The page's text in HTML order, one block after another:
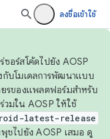
ลงชื่อเข้าใช้
อร์สโค้ดไปยัง AOSP
บโมเดลการพัฒนาแบบ
รของแพลตฟอร์มสำหรับ
วมใน AOSP ให้ใช้
latest-release
ชไปยัง AOSP เสมอ ดู